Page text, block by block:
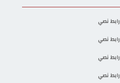
رابط نصي
رابط نصي
رابط نصي
رابط نصي